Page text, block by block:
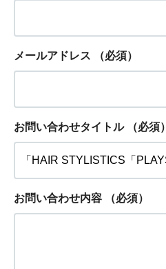
メールアドレス （必須）
お問い合わせタイトル （必須）
お問い合わせ内容 （必須）